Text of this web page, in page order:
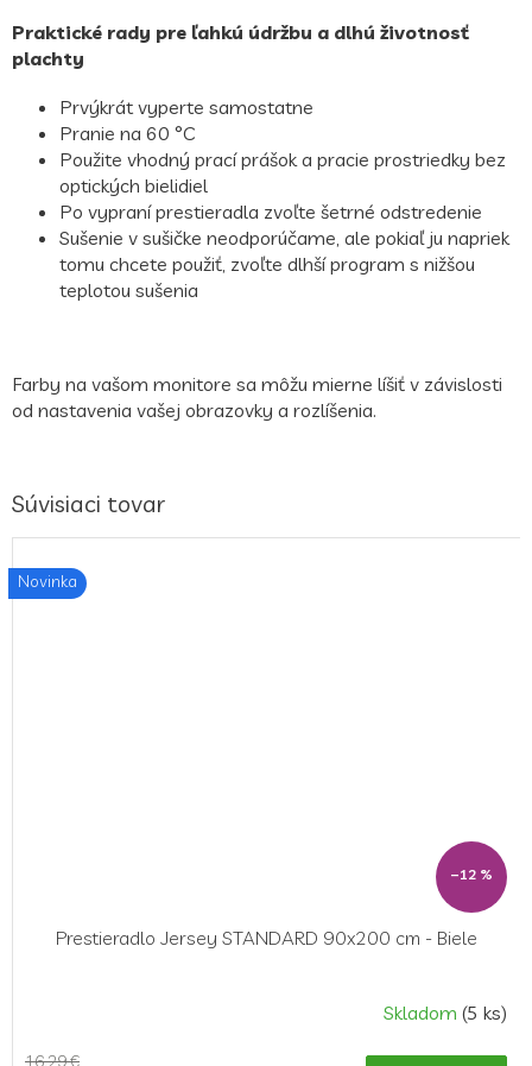
Praktické rady pre ľahkú údržbu a dlhú životnosť
plachty
Prvýkrát vyperte samostatne
Pranie na 60 °C
Použite vhodný prací prášok a pracie prostriedky bez
optických bielidiel
Po vypraní prestieradla zvoľte šetrné odstredenie
Sušenie v sušičke neodporúčame, ale pokiaľ ju napriek
tomu chcete použiť, zvoľte dlhší program s nižšou
teplotou sušenia
Farby na vašom monitore sa môžu mierne líšiť v závislosti
od nastavenia vašej obrazovky a rozlíšenia.
Súvisiaci tovar
Novinka
–12 %
Prestieradlo Jersey STANDARD 90x200 cm - Biele
Skladom (5 ks)
16,29 €